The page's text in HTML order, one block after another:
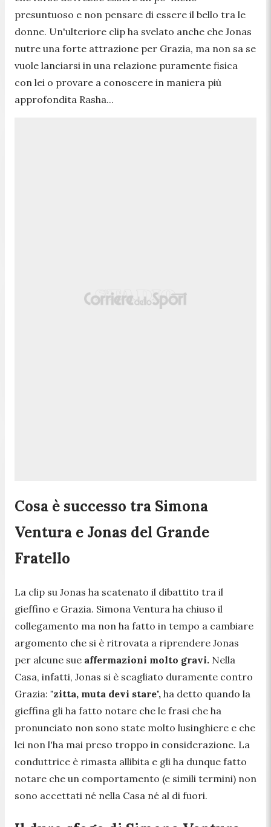
presuntuoso e non pensare di essere il bello tra le
donne. Un'ulteriore clip ha svelato anche che Jonas
nutre una forte attrazione per Grazia, ma non sa se
vuole lanciarsi in una relazione puramente fisica
con lei o provare a conoscere in maniera più
approfondita Rasha...
Cosa è successo tra Simona
Ventura e Jonas del Grande
Fratello
La clip su Jonas ha scatenato il dibattito tra il
gieffino e Grazia. Simona Ventura ha chiuso il
collegamento ma non ha fatto in tempo a cambiare
argomento che si è ritrovata a riprendere Jonas
per alcune sue affermazioni molto gravi. Nella
Casa, infatti, Jonas si è scagliato duramente contro
Grazia: "zitta, muta devi stare", ha detto quando la
gieffina gli ha fatto notare che le frasi che ha
pronunciato non sono state molto lusinghiere e che
lei non l'ha mai preso troppo in considerazione. La
conduttrice è rimasta allibita e gli ha dunque fatto
notare che un comportamento (e simili termini) non
sono accettati né nella Casa né al di fuori.